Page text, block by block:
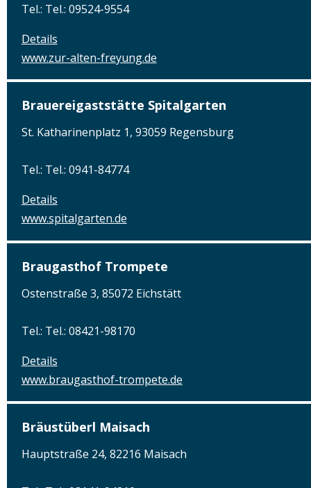
Tel.: Tel.: 09524-9554
Details
www.zur-alten-freyung.de
Brauereigaststätte Spitalgarten
St. Katharinenplatz 1, 93059 Regensburg
Tel.: Tel.: 0941-84774
Details
www.spitalgarten.de
Braugasthof Trompete
Ostenstraße 3, 85072 Eichstätt
Tel.: Tel.: 08421-98170
Details
www.braugasthof-trompete.de
Bräustüberl Maisach
Hauptstraße 24, 82216 Maisach